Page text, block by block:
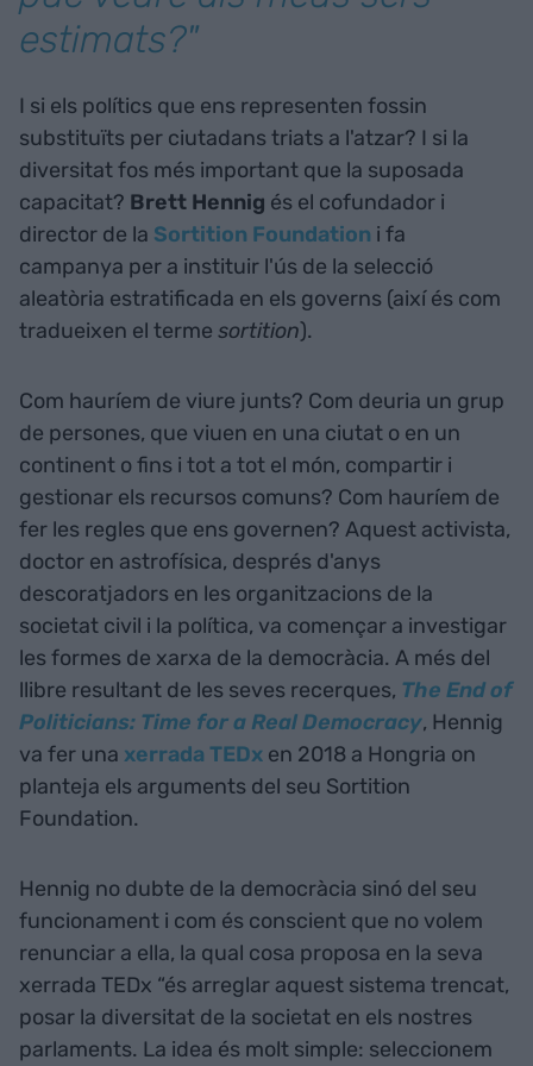
estimats?"
I si els polítics que ens representen fossin
substituïts per ciutadans triats a l'atzar? I si la
diversitat fos més important que la suposada
capacitat? Brett Hennig és el cofundador i
director de la Sortition Foundation i fa
campanya per a instituir l'ús de la selecció
aleatòria estratificada en els governs (així és com
tradueixen el terme sortition).
Com hauríem de viure junts? Com deuria un grup
de persones, que viuen en una ciutat o en un
continent o fins i tot a tot el món, compartir i
gestionar els recursos comuns? Com hauríem de
fer les regles que ens governen? Aquest activista,
doctor en astrofísica, després d'anys
descoratjadors en les organitzacions de la
societat civil i la política, va començar a investigar
les formes de xarxa de la democràcia. A més del
llibre resultant de les seves recerques, The End of
Politicians: Time for a Real Democracy, Hennig
va fer una xerrada TEDx en 2018 a Hongria on
planteja els arguments del seu Sortition
Foundation.
Hennig no dubte de la democràcia sinó del seu
funcionament i com és conscient que no volem
renunciar a ella, la qual cosa proposa en la seva
xerrada TEDx “és arreglar aquest sistema trencat,
posar la diversitat de la societat en els nostres
parlaments. La idea és molt simple: seleccionem